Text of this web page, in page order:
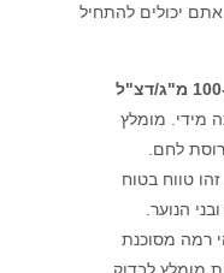
אתם יכולים להתחיל
מידי. מומלץ
לחם.
טווח בטוח
הנוער.
רמה מסוכנת